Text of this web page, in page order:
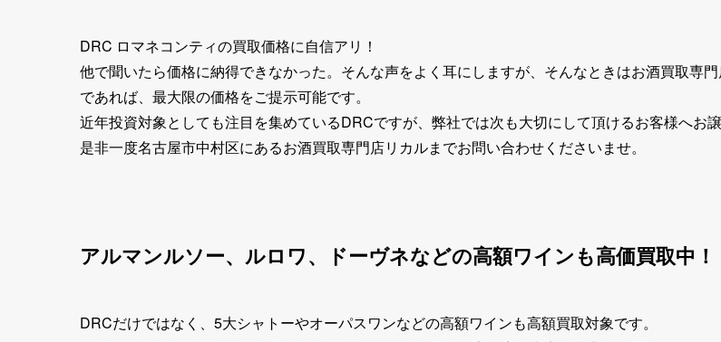
DRC ロマネコンティの買取価格に自信アリ！
他で聞いたら価格に納得できなかった。そんな声をよく耳にしますが、そんなときはお酒買取専
であれば、最大限の価格をご提示可能です。
近年投資対象としても注目を集めているDRCですが、弊社では次も大切にして頂けるお客様へお
是非一度名古屋市中村区にあるお酒買取専門店リカルまでお問い合わせくださいませ。
アルマンルソー、ルロワ、ドーヴネなどの高額ワインも高価買取中！
DRCだけではなく、5大シャトーやオーパスワンなどの高額ワインも高額買取対象です。